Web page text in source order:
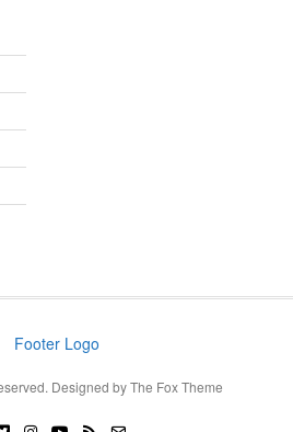
Designed byThe Fox Theme